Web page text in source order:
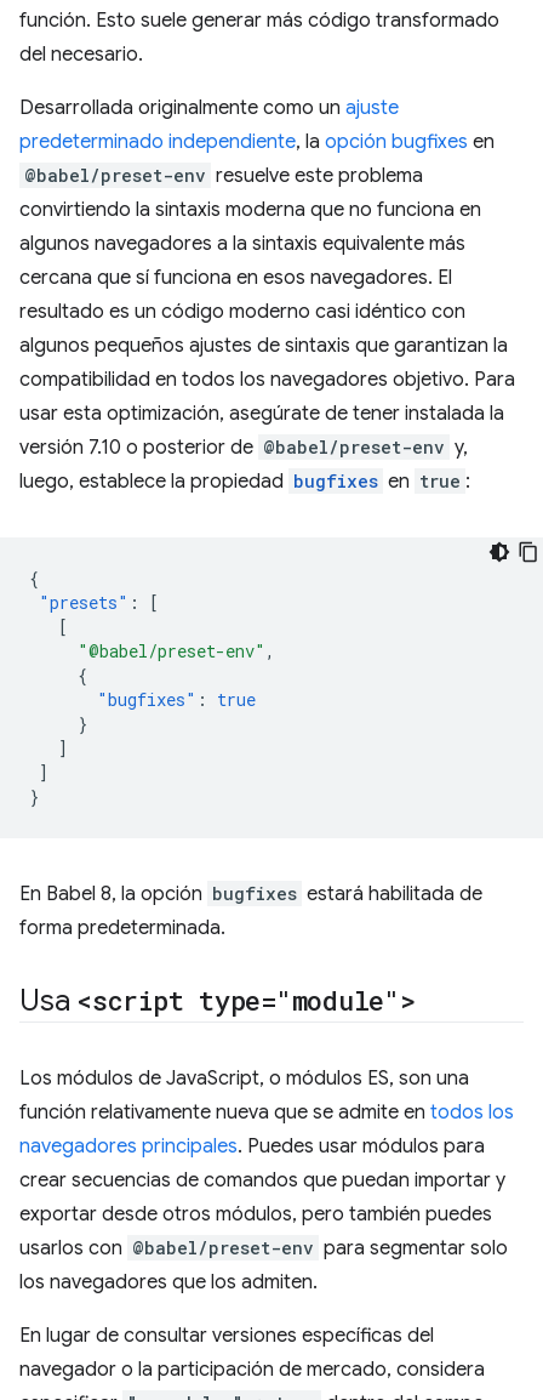
función. Esto suele generar más código transformado
del necesario.
Desarrollada originalmente como un ajuste
predeterminado independiente, la opción bugfixes en
@babel/preset-env resuelve este problema
convirtiendo la sintaxis moderna que no funciona en
algunos navegadores a la sintaxis equivalente más
cercana que sí funciona en esos navegadores. El
resultado es un código moderno casi idéntico con
algunos pequeños ajustes de sintaxis que garantizan la
compatibilidad en todos los navegadores objetivo. Para
usar esta optimización, asegúrate de tener instalada la
versión 7.10 o posterior de @babel/preset-env y,
luego, establece la propiedad bugfixes en true :
{
"presets" :
[
[
"@babel/preset-env" ,
{
"bugfixes" :
true
}
]
]
}
En Babel 8, la opción bugfixes estará habilitada de
forma predeterminada.
Usa <script type="module">
Los módulos de JavaScript, o módulos ES, son una
función relativamente nueva que se admite en todos los
navegadores principales. Puedes usar módulos para
crear secuencias de comandos que puedan importar y
exportar desde otros módulos, pero también puedes
usarlos con @babel/preset-env para segmentar solo
los navegadores que los admiten.
En lugar de consultar versiones específicas del
navegador o la participación de mercado, considera